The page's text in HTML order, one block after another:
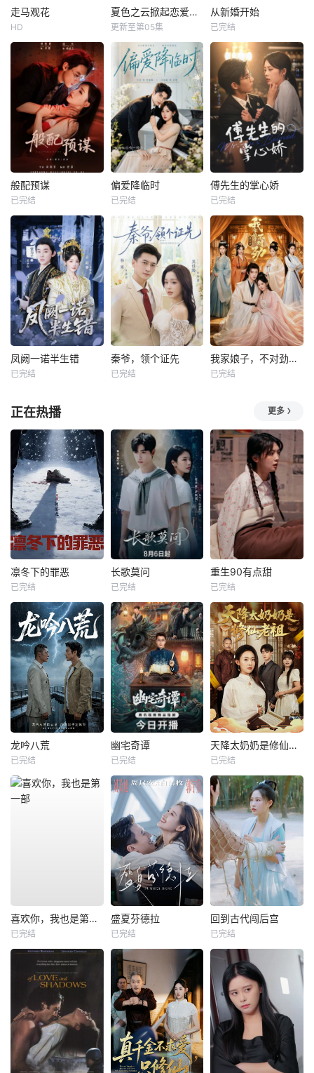
走马观花
HD
夏色之云掀起恋爱与风暴
更新至第05集
从新婚开始
已完结
般配预谋
已完结
偏爱降临时
已完结
傅先生的掌心娇
已完结
凤阙一诺半生错
已完结
秦爷，领个证先
已完结
我家娘子，不对劲第四季
已完结
正在热播 更多
凛冬下的罪恶
已完结
长歌莫问
已完结
重生90有点甜
已完结
龙吟八荒
已完结
幽宅奇谭
已完结
天降太奶奶是修仙老祖
已完结
喜欢你，我也是第一部
已完结
盛夏芬德拉
已完结
回到古代闯后宫
已完结